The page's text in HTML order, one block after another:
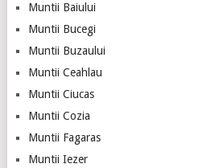
Muntii Baiului
Muntii Bucegi
Muntii Buzaului
Muntii Ceahlau
Muntii Ciucas
Muntii Cozia
Muntii Fagaras
Muntii Iezer